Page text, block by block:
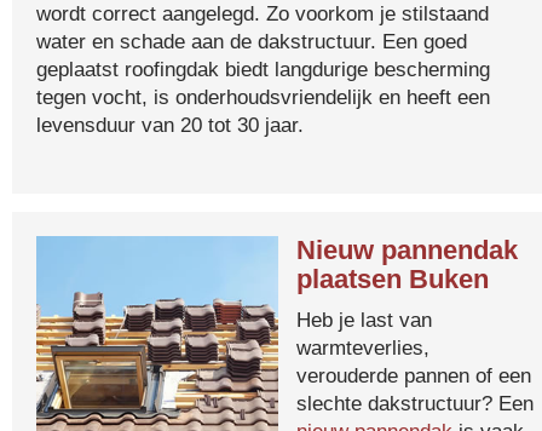
wordt correct aangelegd. Zo voorkom je stilstaand
water en schade aan de dakstructuur. Een goed
geplaatst roofingdak biedt langdurige bescherming
tegen vocht, is onderhoudsvriendelijk en heeft een
levensduur van 20 tot 30 jaar.
Nieuw pannendak
plaatsen Buken
Heb je last van
warmteverlies,
verouderde pannen of een
slechte dakstructuur? Een